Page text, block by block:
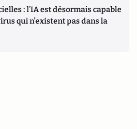
: l’IA est désormais capable
qui n’existent pas dans la